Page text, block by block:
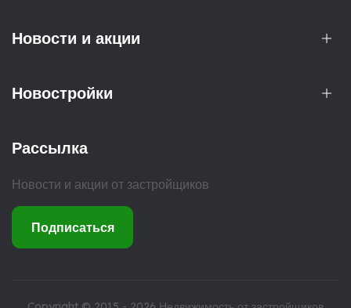
Новости и акции
Новостройки
Рассылка
Новости и акции от застройщиков
Подписаться